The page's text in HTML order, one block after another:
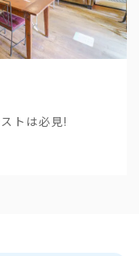
トは必見!